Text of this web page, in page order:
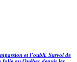
et l’oubli. Survol de